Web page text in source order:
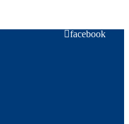
facebook